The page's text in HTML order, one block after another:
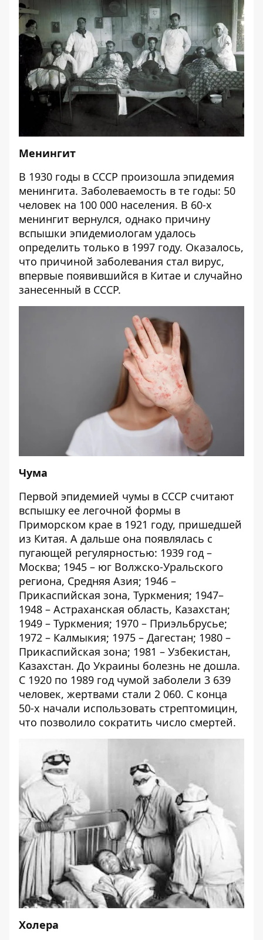
Менингит
В 1930 годы в СССР произошла эпидемия
менингита. Заболеваемость в те годы: 50
человек на 100 000 населения. В 60-х
менингит вернулся, однако причину
вспышки эпидемиологам удалось
определить только в 1997 году. Оказалось,
что причиной заболевания стал вирус,
впервые появившийся в Китае и случайно
занесенный в СССР.
Чума
Первой эпидемией чумы в СССР считают
вспышку ее легочной формы в
Приморском крае в 1921 году, пришедшей
из Китая. А дальше она появлялась с
пугающей регулярностью: 1939 год –
Москва; 1945 – юг Волжско-Уральского
региона, Средняя Азия; 1946 –
Прикаспийская зона, Туркмения; 1947–
1948 – Астраханская область, Казахстан;
1949 – Туркмения; 1970 – Приэльбрусье;
1972 – Калмыкия; 1975 – Дагестан; 1980 –
Прикаспийская зона; 1981 – Узбекистан,
Казахстан. До Украины болезнь не дошла.
С 1920 по 1989 год чумой заболели 3 639
человек, жертвами стали 2 060. С конца
50-х начали использовать стрептомицин,
что позволило сократить число смертей.
Холера